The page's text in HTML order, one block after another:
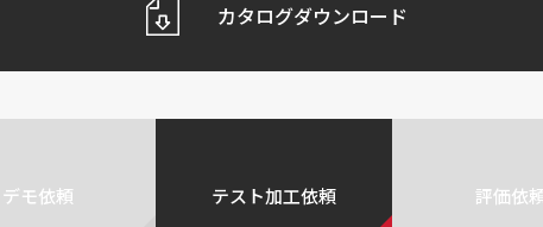
カタログダウンロード
デモ依頼 テスト加工依頼 評価依